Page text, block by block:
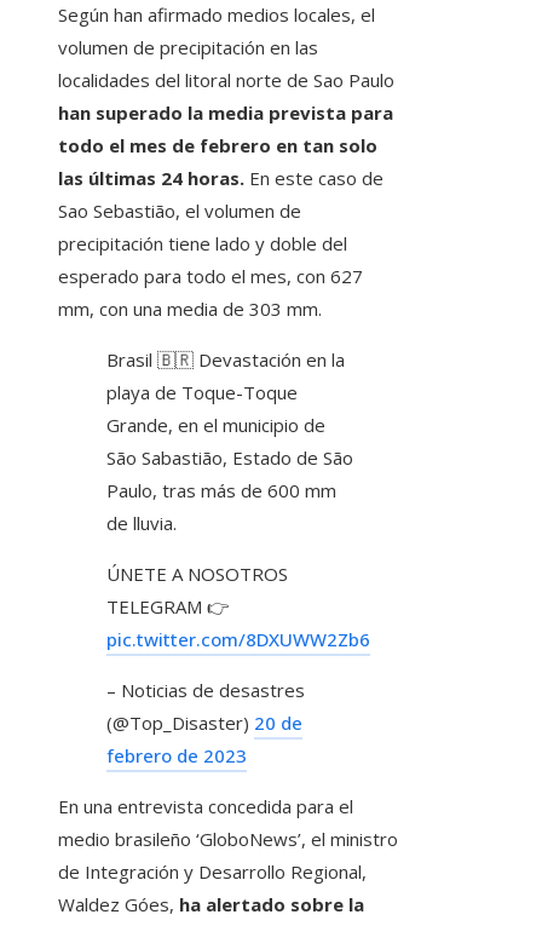
Según han afirmado medios locales, el
volumen de precipitación en las
localidades del litoral norte de Sao Paulo
han superado la media prevista para
todo el mes de febrero en tan solo
las últimas 24 horas. En este caso de
Sao Sebastião, el volumen de
precipitación tiene lado y doble del
esperado para todo el mes, con 627
mm, con una media de 303 mm.
Brasil 🇧🇷 Devastación en la
playa de Toque-Toque
Grande, en el municipio de
São Sabastião, Estado de São
Paulo, tras más de 600 mm
de lluvia.
ÚNETE A NOSOTROS
TELEGRAM 👉
pic.twitter.com/8DXUWW2Zb6
– Noticias de desastres
(@Top_Disaster) 20 de
febrero de 2023
En una entrevista concedida para el
medio brasileño ‘GloboNews’, el ministro
de Integración y Desarrollo Regional,
Waldez Góes, ha alertado sobre la